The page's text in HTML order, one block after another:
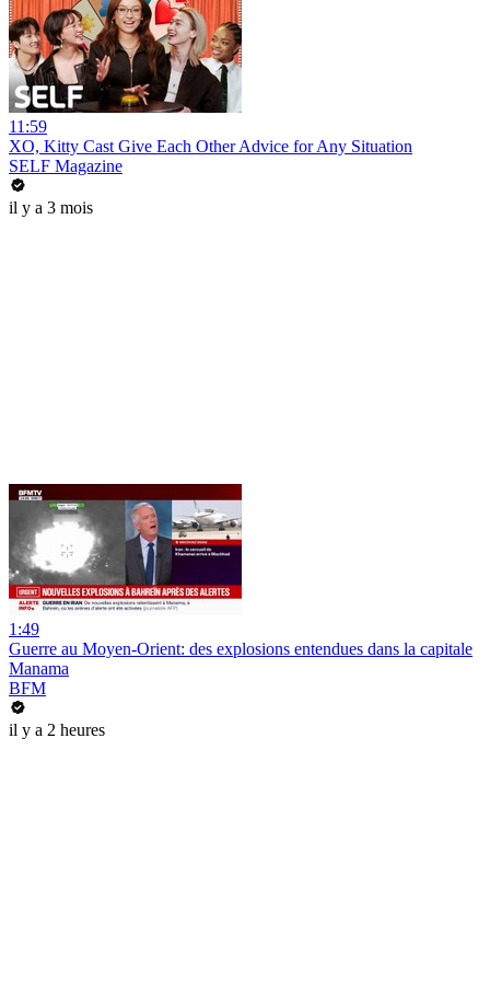
11:59
XO, Kitty Cast Give Each Other Advice for Any Situation
SELF Magazine
il y a 3 mois
1:49
Guerre au Moyen-Orient: des explosions entendues dans la capitale
Manama
BFM
il y a 2 heures